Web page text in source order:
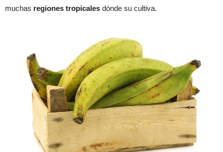
muchas regiones tropicales dónde su cultiva.